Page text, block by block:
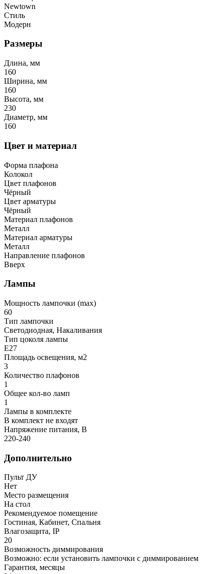
Newtown
Стиль
Модерн
Размеры
Длина, мм
160
Ширина, мм
160
Высота, мм
230
Диаметр, мм
160
Цвет и материал
Форма плафона
Колокол
Цвет плафонов
Чёрный
Цвет арматуры
Чёрный
Материал плафонов
Металл
Материал арматуры
Металл
Направление плафонов
Вверх
Лампы
Мощность лампочки (max)
60
Тип лампочки
Светодиодная, Накаливания
Тип цоколя лампы
E27
Площадь освещения, м2
3
Количество плафонов
1
Общее кол-во ламп
1
Лампы в комплекте
В комплект не входят
Напряжение питания, В
220-240
Дополнительно
Пульт ДУ
Нет
Место размещения
На стол
Рекомендуемое помещение
Гостиная, Кабинет, Спальня
Влагозащита, IP
20
Возможность диммирования
Возможно: если установить лампочки с диммированием
Гарантия, месяцы